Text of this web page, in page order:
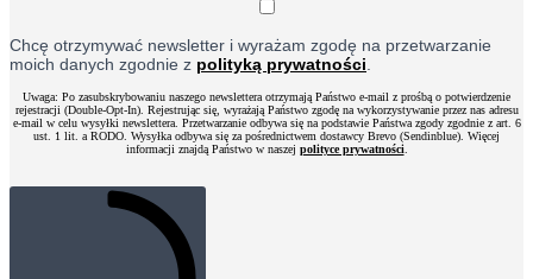
Chcę otrzymywać newsletter i wyrażam zgodę na przetwarzanie
moich danych zgodnie z polityką prywatności
Uwaga: Po zasubskrybowaniu naszego newslettera otrzymają Państwo e-mail z prośbą o potwierdzenie
rejestracji (Double-Opt-In). Rejestrując się, wyrażają Państwo zgodę na wykorzystywanie przez nas adresu
e-mail w celu wysyłki newslettera. Przetwarzanie odbywa się na podstawie Państwa zgody zgodnie z art. 6
ust. 1 lit. a RODO. Wysyłka odbywa się za pośrednictwem dostawcy Brevo (Sendinblue). Więcej
informacji znajdą Państwo w naszej polityce prywatności.